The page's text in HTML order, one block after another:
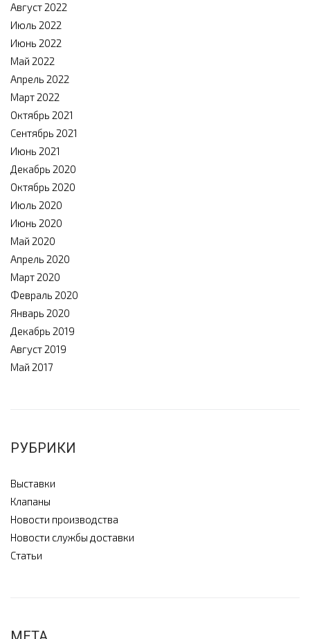
Август 2022
Июль 2022
Июнь 2022
Май 2022
Апрель 2022
Март 2022
Октябрь 2021
Сентябрь 2021
Июнь 2021
Декабрь 2020
Октябрь 2020
Июль 2020
Июнь 2020
Май 2020
Апрель 2020
Март 2020
Февраль 2020
Январь 2020
Декабрь 2019
Август 2019
Май 2017
РУБРИКИ
Выставки
Клапаны
Новости производства
Новости службы доставки
Статьи